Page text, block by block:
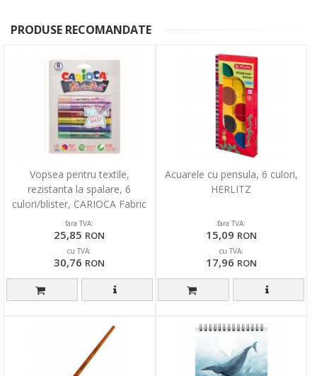
PRODUSE RECOMANDATE
Vopsea pentru textile,
rezistanta la spalare, 6
culori/blister, CARIOCA Fabric
Paint - Perly
fara TVA:
25,85 RON
cu TVA:
30,76 RON
Acuarele cu pensula, 6 culori,
HERLITZ
fara TVA:
15,09 RON
cu TVA:
17,96 RON